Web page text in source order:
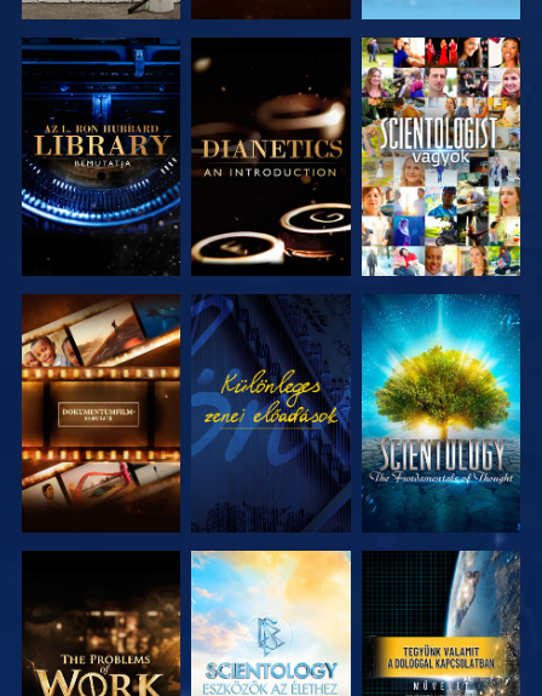
A SOROZAT
RÉSZEI
A SOROZAT
RÉSZEI
MŰSORNÉZÉS
A SOROZAT
RÉSZEI
MŰSORNÉZÉS
A SOROZAT
RÉSZEI
A SOROZAT
RÉSZEI
A SOROZAT
RÉSZEI
MŰSORNÉZÉS